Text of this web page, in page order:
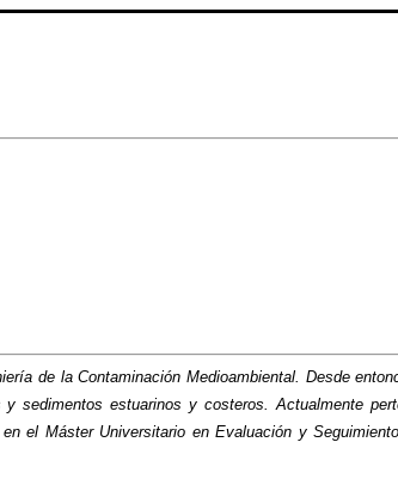
de la Contaminación Medioambiental. Desde
sedimentos estuarinos y costeros. Actualmente
el Máster Universitario en Evaluación y